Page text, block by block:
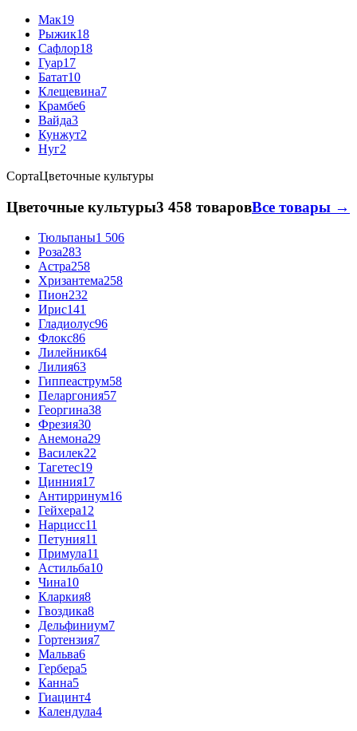
Мак19
Рыжик18
Сафлор18
Гуар17
Батат10
Клещевина7
Крамбе6
Вайда3
Кунжут2
Нуг2
СортаЦветочные культуры
Цветочные культуры3 458 товаровВсе товары →
Тюльпаны1 506
Роза283
Астра258
Хризантема258
Пион232
Ирис141
Гладиолус96
Флокс86
Лилейник64
Лилия63
Гиппеаструм58
Пеларгония57
Георгина38
Фрезия30
Анемона29
Василек22
Тагетес19
Цинния17
Антирринум16
Гейхера12
Нарцисс11
Петуния11
Примула11
Астильба10
Чина10
Кларкия8
Гвоздика8
Дельфиниум7
Гортензия7
Мальва6
Гербера5
Канна5
Гиацинт4
Календула4